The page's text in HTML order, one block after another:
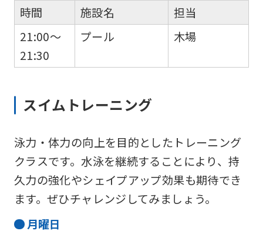
時間
21:00～
21:30
施設名
プール
担当
木場
スイムトレーニング
泳力・体力の向上を目的としたトレーニング
クラスです。水泳を継続することにより、持
久力の強化やシェイプアップ効果も期待でき
ます。ぜひチャレンジしてみましょう。
月曜日